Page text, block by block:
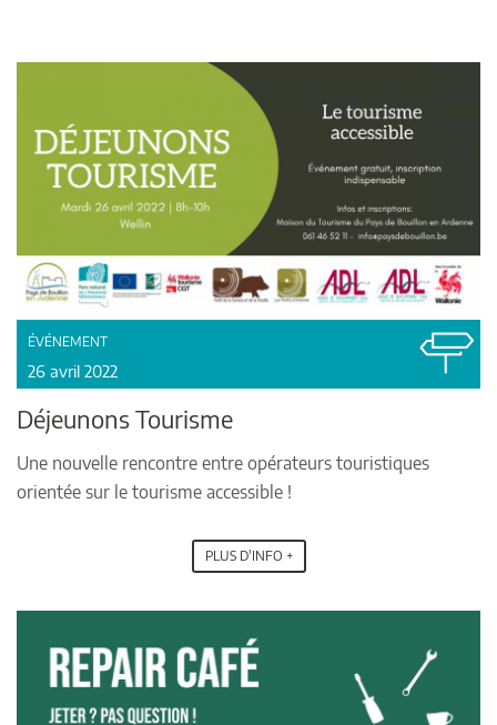
ÉVÉNEMENT
26 avril 2022
Déjeunons Tourisme
Une nouvelle rencontre entre opérateurs touristiques
orientée sur le tourisme accessible !
PLUS D'INFO +